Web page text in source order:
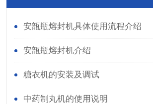
安瓿瓶熔封机具体使用流程介绍
安瓿瓶熔封机介绍
糖衣机的安装及调试
中药制丸机的使用说明